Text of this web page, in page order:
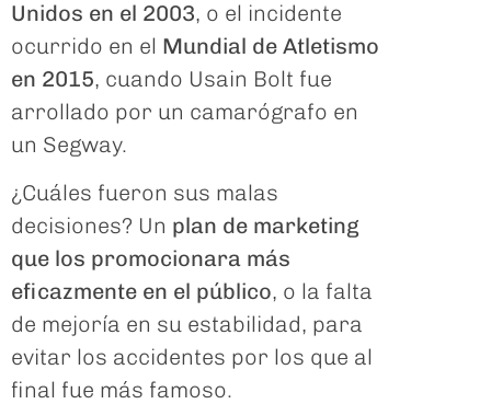
Unidos en el 2003, o el incidente
ocurrido en el Mundial de Atletismo
en 2015, cuando Usain Bolt fue
arrollado por un camarógrafo en
un Segway.
¿Cuáles fueron sus malas
decisiones? Un plan de marketing
que los promocionara más
eficazmente en el público, o la falta
de mejoría en su estabilidad, para
evitar los accidentes por los que al
final fue más famoso.